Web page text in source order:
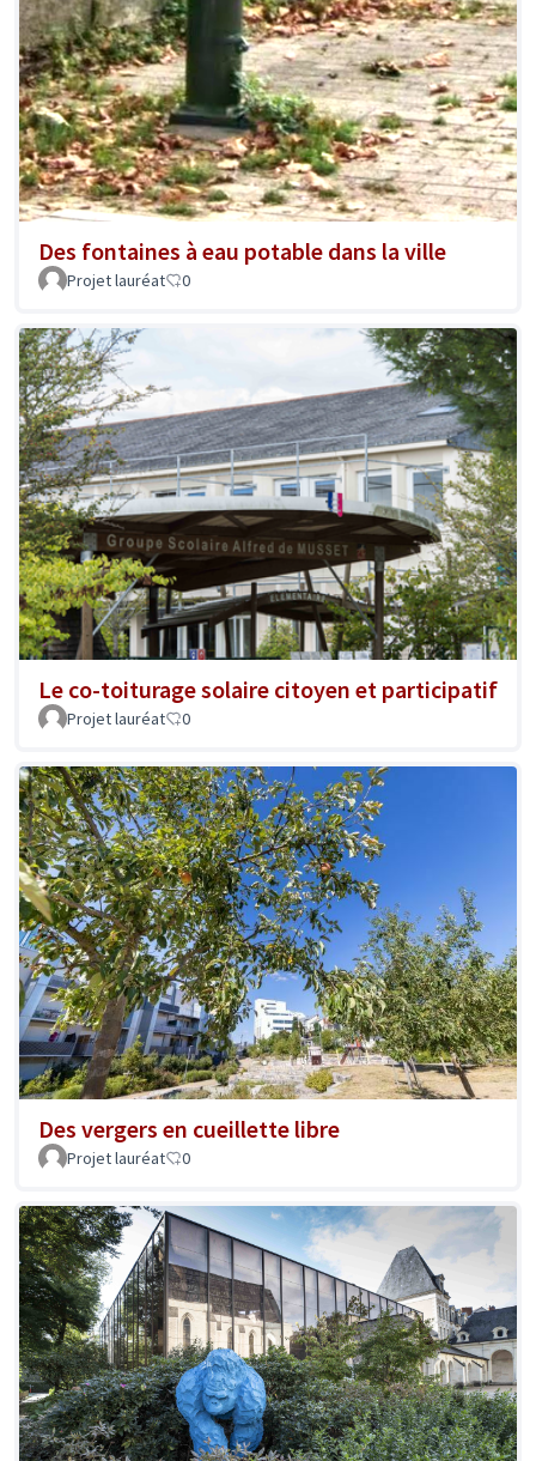
Des fontaines à eau potable dans la ville
Projet lauréat 0
Le co-toiturage solaire citoyen et participatif
Projet lauréat 0
Des vergers en cueillette libre
Projet lauréat 0